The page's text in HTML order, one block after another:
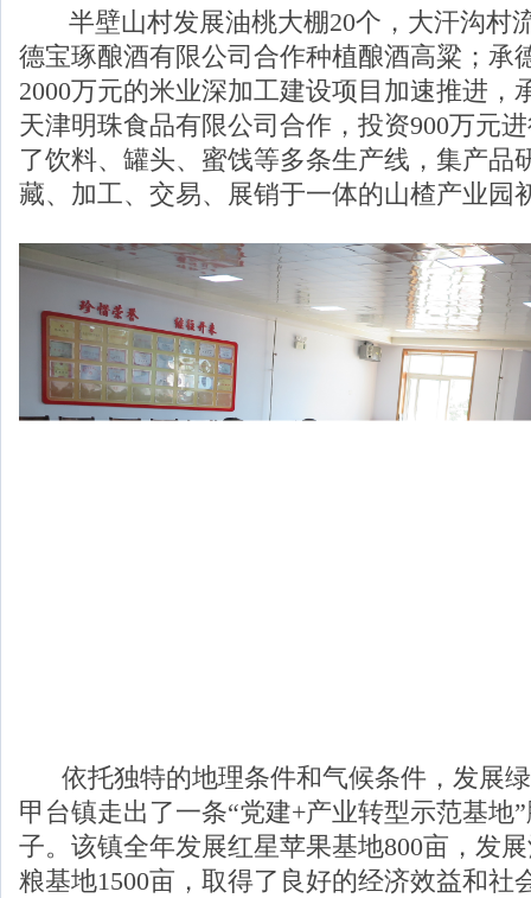
半壁山村发展油桃大棚20个，大汗沟村
德宝琢酿酒有限公司合作种植酿酒高粱；承
2000万元的米业深加工建设项目加速推进，
天津明珠食品有限公司合作，投资900万元
了饮料、罐头、蜜饯等多条生产线，集产品
藏、加工、交易、展销于一体的山楂产业园
依托独特的地理条件和气候条件，发展
甲台镇走出了一条“党建+产业转型示范基地
子。该镇全年发展红星苹果基地800亩，发
粮基地1500亩，取得了良好的经济效益和社